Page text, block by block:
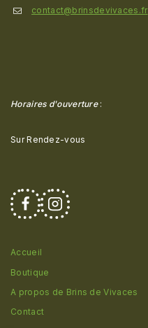
contact@brinsdevivaces.fr
Horaires d'ouverture:
Sur Rendez-vous
Accueil
Boutique
A propos de Brins de Vivaces
Contact